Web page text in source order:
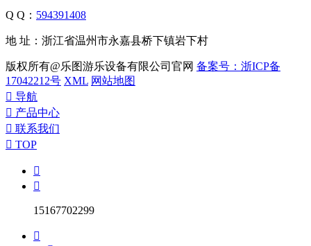
Q Q： 594391408
地 址：浙江省温州市永嘉县桥下镇岩下村
版权所有@乐图游乐设备有限公司官网 备案号：浙ICP备
17042212号 XML 网站地图
 导航
 产品中心
 联系我们
 TOP


15167702299
